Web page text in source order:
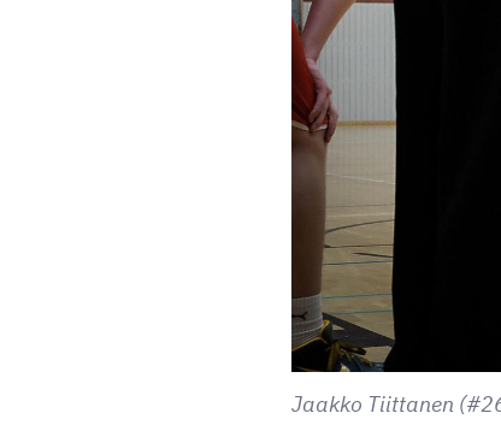
Jaakko Tiittanen